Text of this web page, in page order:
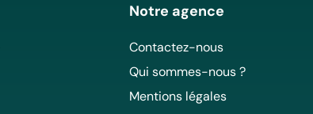
Notre agence
Contactez-nous
Qui sommes-nous ?
Mentions légales